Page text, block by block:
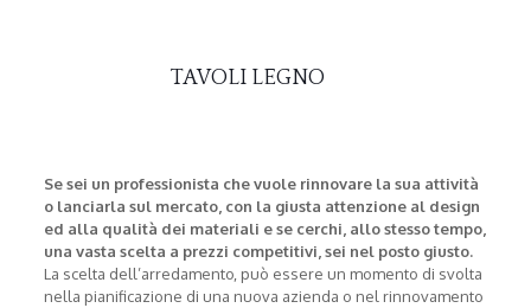
TAVOLI LEGNO
Se sei un professionista che vuole rinnovare la sua attività
o lanciarla sul mercato, con la giusta attenzione al design
ed alla qualità dei materiali e se cerchi, allo stesso tempo,
una vasta scelta a prezzi competitivi, sei nel posto giusto.
La scelta dell’arredamento, può essere un momento di svolta
nella pianificazione di una nuova azienda o nel rinnovamento